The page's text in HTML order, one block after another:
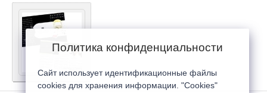
Политика конфиденциальности
Сайт использует идентификационные файлы
cookies для хранения информации. "Cookies"